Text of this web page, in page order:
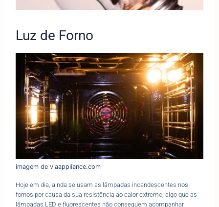
Luz de Forno
imagem de viaappliance.com
Hoje em dia, ainda se usam as lâmpadas incandescentes nos
fornos por causa da sua resistência ao calor extremo, algo que as
lâmpadas LED e fluorescentes não conseguem acompanhar.